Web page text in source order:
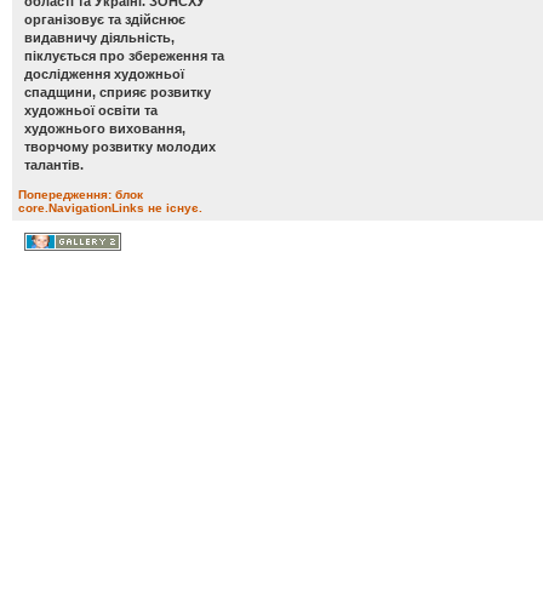
організовує та здійснює
видавничу діяльність,
піклується про збереження та
дослідження художньої
спадщини, сприяє розвитку
художньої освіти та
художнього виховання,
творчому розвитку молодих
талантів.
Попередження: блок
core.NavigationLinks не існує.